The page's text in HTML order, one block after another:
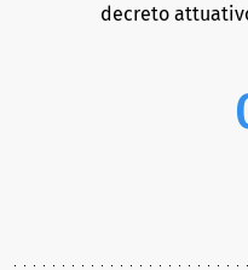
decreto